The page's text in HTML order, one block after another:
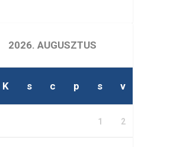
2026. AUGUSZTUS
K s c p s v
1 2